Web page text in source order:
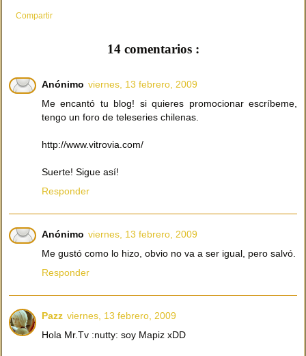
Compartir
14 comentarios :
Anónimo viernes, 13 febrero, 2009
Me encantó tu blog! si quieres promocionar escríbeme,
tengo un foro de teleseries chilenas.
http://www.vitrovia.com/
Suerte! Sigue así!
Responder
Anónimo viernes, 13 febrero, 2009
Me gustó como lo hizo, obvio no va a ser igual, pero salvó.
Responder
Pazz viernes, 13 febrero, 2009
Hola Mr.Tv :nutty: soy Mapiz xDD